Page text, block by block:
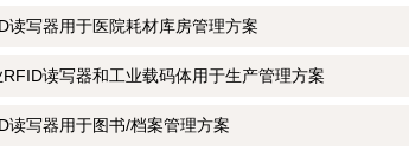
读写器用于医院耗材库房管理方案
RFID读写器和工业载码体用于生产管理方案
读写器用于图书/档案管理方案